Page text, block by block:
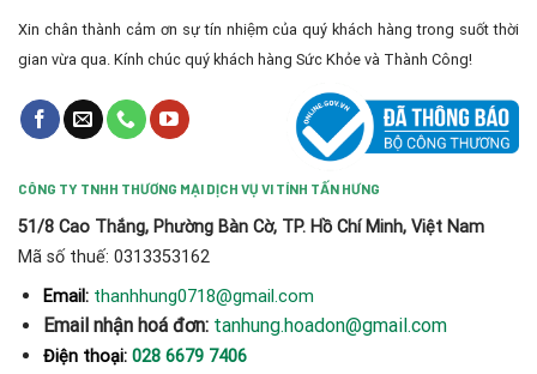
Xin chân thành cảm ơn sự tín nhiệm của quý khách hàng trong suốt thời
gian vừa qua. Kính chúc quý khách hàng Sức Khỏe và Thành Công!
CÔNG TY TNHH THƯƠNG MẠI DỊCH VỤ VI TÍNH TẤN HƯNG
51/8 Cao Thắng, Phường Bàn Cờ, TP. Hồ Chí Minh, Việt Nam
Mã số thuế: 0313353162
Email: thanhhung0718@gmail.com
Email nhận hoá đơn: tanhung.hoadon@gmail.com
Điện thoại: 028 6679 7406